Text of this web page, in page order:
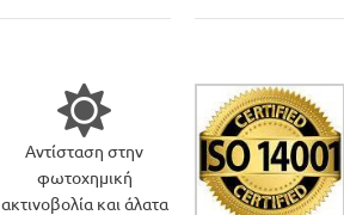
Αντίσταση στην
φωτοχημική
ακτινοβολία και άλατα